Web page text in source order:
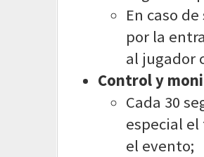
En caso
por la
al jugador
Control y
Cada 30
especial
el evento;